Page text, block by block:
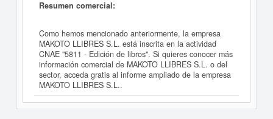
Resumen comercial:
Como hemos mencionado anteriormente, la empresa
MAKOTO LLIBRES S.L. está inscrita en la actividad
CNAE "5811 - Edición de libros". Si quieres conocer más
información comercial de MAKOTO LLIBRES S.L. o del
sector, acceda gratis al informe ampliado de la empresa
MAKOTO LLIBRES S.L..